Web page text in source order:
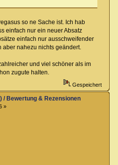
so ne Sache ist. Ich hab
einfach nur ein neuer Absatz
einfach nur ausschweifender
aber nahezu nichts geändert.
und viel schöner als im
zugute halten.
Gespeichert
/ Bewertung & Rezensionen
»